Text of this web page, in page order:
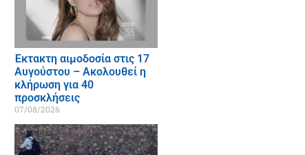
Έκτακτη αιμοδοσία στις 17
Αυγούστου – Ακολουθεί η
κλήρωση για 40
προσκλήσεις
07/08/2026